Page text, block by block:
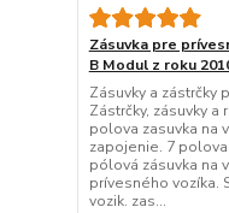
Zásuvka pre
B Modul z roku
Zásuvky a zástrčky
Zástrčky, zásuvky a
polova zasuvka na
zapojenie. 7 polova
pólová zásuvka na
prívesného vozíka.
vozik. zas...